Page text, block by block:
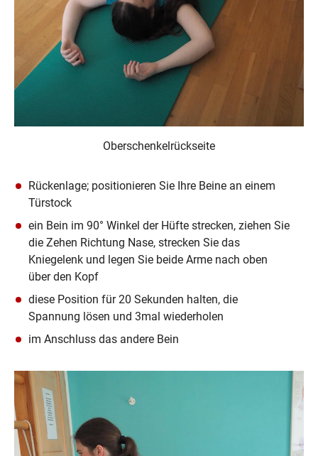
Oberschenkelrückseite
Rückenlage; positionieren Sie Ihre Beine an einem
Türstock
ein Bein im 90° Winkel der Hüfte strecken, ziehen Sie
die Zehen Richtung Nase, strecken Sie das
Kniegelenk und legen Sie beide Arme nach oben
über den Kopf
diese Position für 20 Sekunden halten, die
Spannung lösen und 3mal wiederholen
im Anschluss das andere Bein